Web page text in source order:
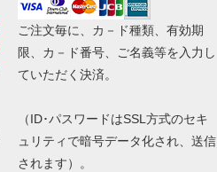
ご注文毎に、カ－ド種類、有効期
限、カ－ド番号、ご名義等を入力し
ていただく決済。
（ID･パスワードはSSL方式のセキ
ュリティで暗号データ化され、送信
されます）。